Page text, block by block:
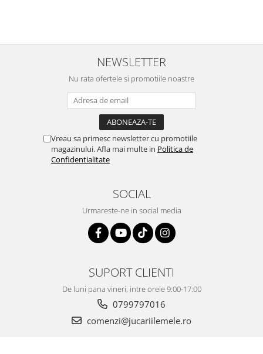
NEWSLETTER
Nu rata ofertele si promotiile noastre
Vreau sa primesc newsletter cu promotiile
magazinului. Afla mai multe in Politica de
Confidentialitate
SOCIAL
Urmareste-ne in social media
SUPORT CLIENTI
De luni pana vineri, intre orele 9:00-17:00
0799797016
comenzi@jucariilemele.ro